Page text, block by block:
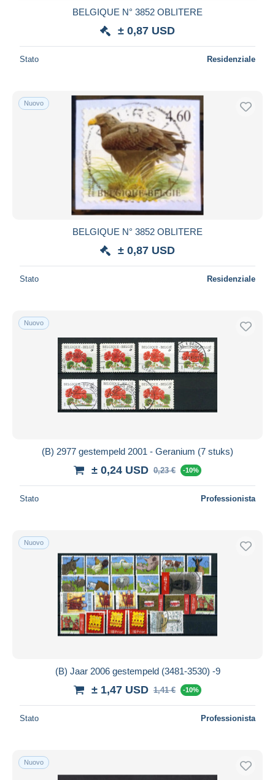
BELGIQUE N° 3852 OBLITERE
± 0,87 USD
Stato Residenziale
Nuovo
BELGIQUE N° 3852 OBLITERE
± 0,87 USD
Stato Residenziale
Nuovo
(B) 2977 gestempeld 2001 - Geranium (7 stuks)
± 0,24 USD 0,23 € -10%
Stato Professionista
Nuovo
(B) Jaar 2006 gestempeld (3481-3530) -9
± 1,47 USD 1,41 € -10%
Stato Professionista
Nuovo